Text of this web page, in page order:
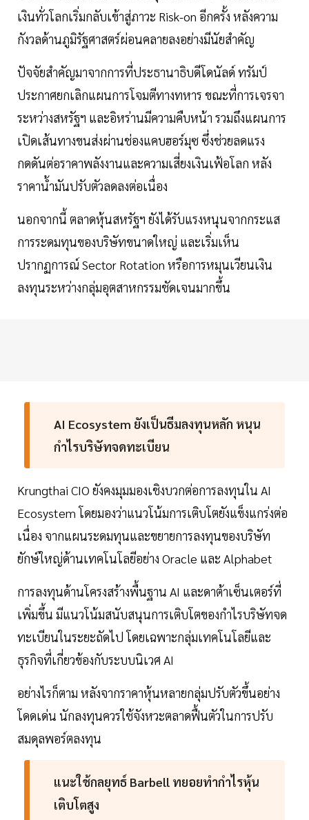
เงินทั่วโลกเริ่มกลับเข้าสู่ภาวะ Risk-on อีกครั้ง หลังความ
กังวลด้านภูมิรัฐศาสตร์ผ่อนคลายลงอย่างมีนัยสำคัญ
ปัจจัยสำคัญมาจากการที่ประธานาธิบดีโดนัลด์ ทรัมป์
ประกาศยกเลิกแผนการโจมตีทางทหาร ขณะที่การเจรจา
ระหว่างสหรัฐฯ และอิหร่านมีความคืบหน้า รวมถึงแผนการ
เปิดเส้นทางขนส่งผ่านช่องแคบฮอร์มุซ ซึ่งช่วยลดแรง
กดดันต่อราคาพลังงานและความเสี่ยงเงินเฟ้อโลก หลัง
ราคาน้ำมันปรับตัวลดลงต่อเนื่อง
นอกจากนี้ ตลาดหุ้นสหรัฐฯ ยังได้รับแรงหนุนจากกระแส
การระดมทุนของบริษัทขนาดใหญ่ และเริ่มเห็น
ปรากฏการณ์ Sector Rotation หรือการหมุนเวียนเงิน
ลงทุนระหว่างกลุ่มอุตสาหกรรมชัดเจนมากขึ้น
AI Ecosystem ยังเป็นธีมลงทุนหลัก หนุน
กำไรบริษัทจดทะเบียน
Krungthai CIO ยังคงมุมมองเชิงบวกต่อการลงทุนใน AI
Ecosystem โดยมองว่าแนวโน้มการเติบโตยังแข็งแกร่งต่อ
เนื่อง จากแผนระดมทุนและขยายการลงทุนของบริษัท
ยักษ์ใหญ่ด้านเทคโนโลยีอย่าง Oracle และ Alphabet
การลงทุนด้านโครงสร้างพื้นฐาน AI และดาต้าเซ็นเตอร์ที่
เพิ่มขึ้น มีแนวโน้มสนับสนุนการเติบโตของกำไรบริษัทจด
ทะเบียนในระยะถัดไป โดยเฉพาะกลุ่มเทคโนโลยีและ
ธุรกิจที่เกี่ยวข้องกับระบบนิเวศ AI
อย่างไรก็ตาม หลังจากราคาหุ้นหลายกลุ่มปรับตัวขึ้นอย่าง
โดดเด่น นักลงทุนควรใช้จังหวะตลาดฟื้นตัวในการปรับ
สมดุลพอร์ตลงทุน
แนะใช้กลยุทธ์ Barbell ทยอยทำกำไรหุ้น
เติบโตสูง